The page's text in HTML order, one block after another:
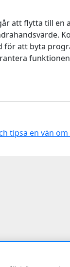
att flytta till en
för att byta
tipsa en vän